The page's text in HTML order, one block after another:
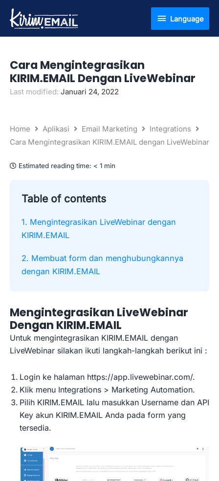
Language
Language
Cara Mengintegrasikan
KIRIM.EMAIL Dengan LiveWebinar
Last modified: Januari 24, 2022
Home Aplikasi Email Marketing
Integrations
Cara Mengintegrasikan KIRIM.EMAIL dengan LiveWebinar
Estimated reading time: < 1 min
Table of contents
1. Mengintegrasikan LiveWebinar dengan
KIRIM.EMAIL
2. Membuat form dan menghubungkannya
dengan KIRIM.EMAIL
Mengintegrasikan LiveWebinar
Dengan KIRIM.EMAIL
Untuk mengintegrasikan KIRIM.EMAIL dengan
LiveWebinar silakan ikuti langkah-langkah berikut ini :
Login ke halaman https://app.livewebinar.com/.
Klik menu Integrations > Marketing Automation.
Pilih KIRIM.EMAIL lalu masukkan Username dan API
Key akun KIRIM.EMAIL Anda pada form yang
tersedia.